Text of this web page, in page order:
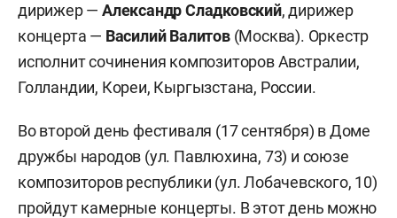
дирижер —Александр Сладковский, дирижер
концерта — Василий Валитов(Москва). Оркестр
исполнит сочинения композиторов Австралии,
Голландии, Кореи, Кыргызстана, России.
Во второй день фестиваля (17 сентября) в Доме
дружбы народов (ул. Павлюхина, 73) и союзе
композиторов республики (ул. Лобачевского, 10)
пройдут камерные концерты. В этот день можно